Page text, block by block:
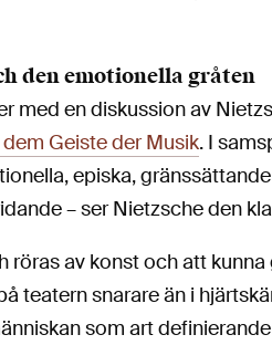
den emotionella gråten
med en diskussion av
Geiste der Musik. I
episka,
– ser Nietzsche den
röras av konst och att
teatern snarare än i
som art